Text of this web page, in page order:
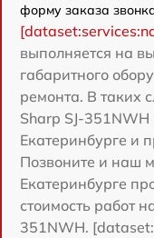
форму заказа
выполняется на
габаритного
ремонта. В таких
Sharp SJ-
Екатеринбурге и
Позвоните и наш
Екатеринбурге
стоимость работ
351NWH.